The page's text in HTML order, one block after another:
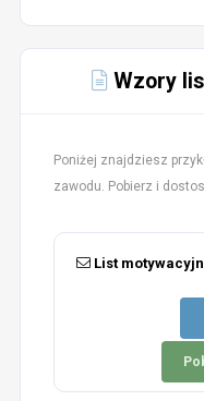
Wzory
Poniżej znajdziesz
zawodu. Pobierz i
List